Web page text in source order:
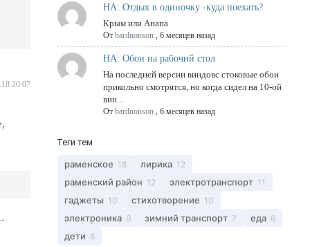
20:07
НА: Отдых в одиночку -куда поехать?
Крым или Анапа
Отbardnonson ,6 месяцев назад
НА: Обои на рабочий стол
На последней версии виндовс стоковые обои
прикольно смотрятся, но когда сидел на 10-ой
вин...
Отbardnonson ,6 месяцев назад
Теги тем
раменское 18 лирика 12
раменский район 12 электротранспорт 11
гаджеты 10 стихотворение 10
электроника 9 зимний транспорт 7 еда 6
дети 6